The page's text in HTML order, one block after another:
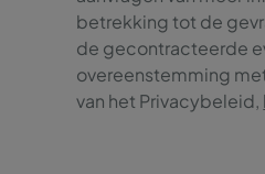
betrekking tot de
de gecontracteerde
overeenstemming
van het Privacybeleid,